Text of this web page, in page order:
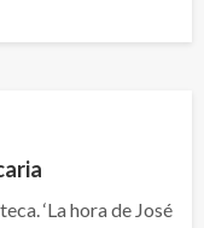
‘La hora de José